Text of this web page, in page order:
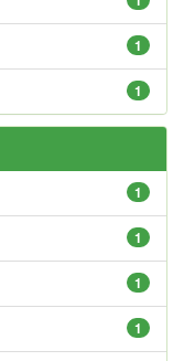
1
1
1
1
1
1